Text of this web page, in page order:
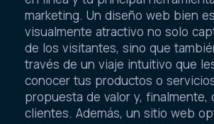
marketing. Un diseño web bien
visualmente atractivo no solo
de los visitantes, sino que
través de un viaje intuitivo que
conocer tus productos o
propuesta de valor y, finalmente,
clientes. Además, un sitio web